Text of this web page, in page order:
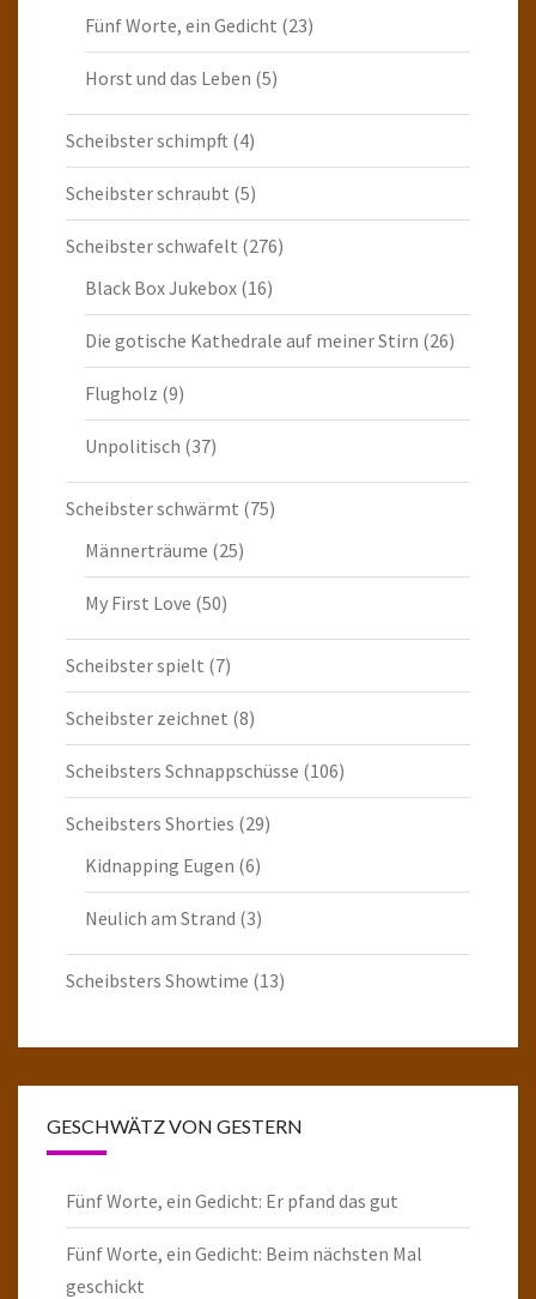
Fünf Worte, ein Gedicht (23)
Horst und das Leben (5)
Scheibster schimpft (4)
Scheibster schraubt (5)
Scheibster schwafelt (276)
Black Box Jukebox (16)
Die gotische Kathedrale auf meiner Stirn (26)
Flugholz (9)
Unpolitisch (37)
Scheibster schwärmt (75)
Männerträume (25)
My First Love (50)
Scheibster spielt (7)
Scheibster zeichnet (8)
Scheibsters Schnappschüsse (106)
Scheibsters Shorties (29)
Kidnapping Eugen (6)
Neulich am Strand (3)
Scheibsters Showtime (13)
GESCHWÄTZ VON GESTERN
Fünf Worte, ein Gedicht: Er pfand das gut
Fünf Worte, ein Gedicht: Beim nächsten Mal
geschickt